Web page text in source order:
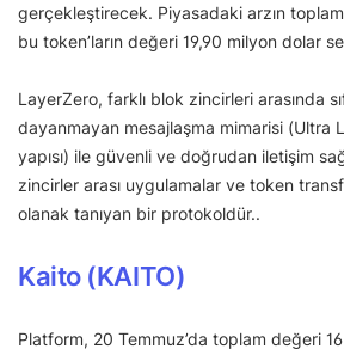
gerçekleştirecek. Piyasadaki arzın toplam
bu token’ların değeri 19,90 milyon dolar
LayerZero, farklı blok zincirleri arasında
dayanmayan mesajlaşma mimarisi (Ultra
yapısı) ile güvenli ve doğrudan iletişim
zincirler arası uygulamalar ve token
olanak tanıyan bir protokoldür..
Kaito (KAITO)
Platform, 20 Temmuz’da toplam değeri